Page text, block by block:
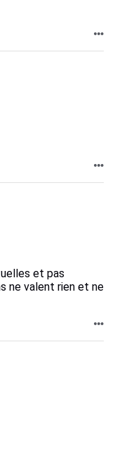
et pas
ne valent rien et ne